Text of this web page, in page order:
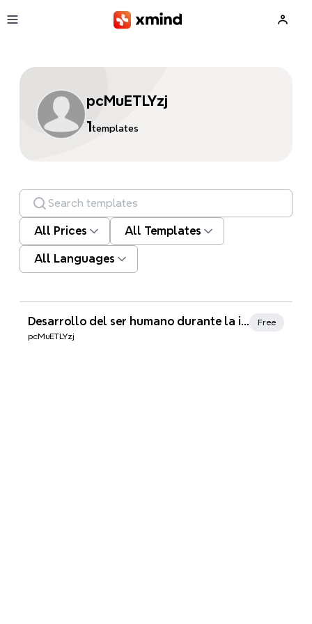
pcMuETLYzj
1 templates
All Prices All Templates
All Languages
Search templates
Xmind Favorites
Desarrollo del ser humano durante la infancia
pcMuETLYzj
Free